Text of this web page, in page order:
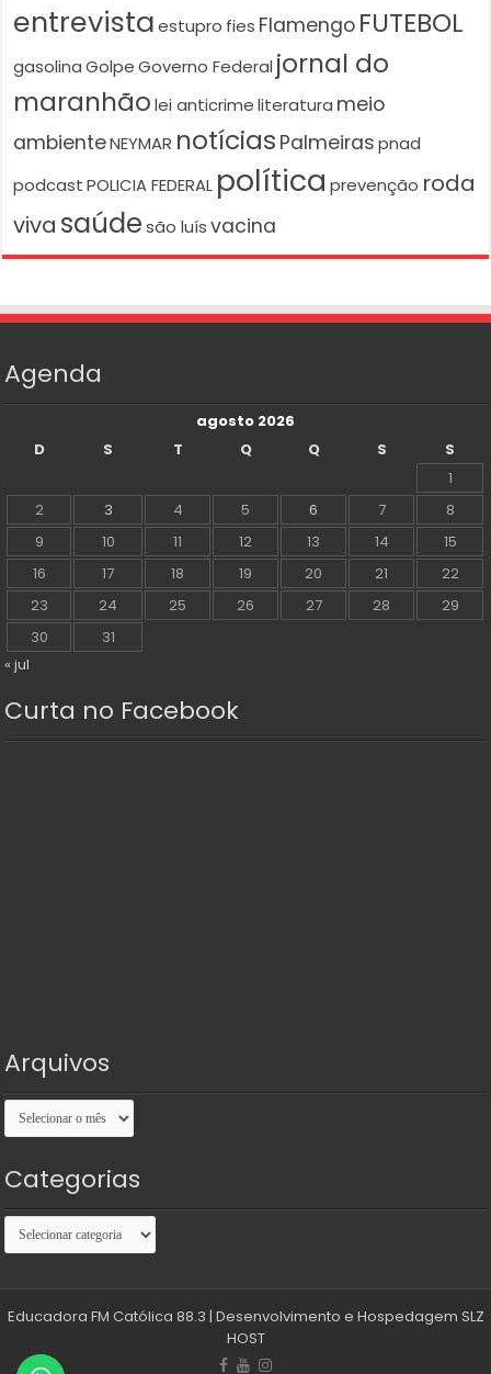
entrevista estupro fies Flamengo FUTEBOL
gasolina Golpe Governo Federal jornal do
maranhão lei anticrime literatura meio
ambienteNEYMAR notícias Palmeiras pnad
podcast POLICIA FEDERAL política prevenção roda
viva saúde são luís vacina
Agenda
agosto 2026
D
S T Q Q S
S
1
2
3 4 5 6 7
8
9
10 11 12 13 14
15
16
17 18 19 20 21
22
23
24 25 26 27 28
29
30
31
« jul
Curta no Facebook
Arquivos
Arquivos
Categorias
Categorias
Educadora FM Católica 88.3 | Desenvolvimento e Hospedagem SLZ
HOST